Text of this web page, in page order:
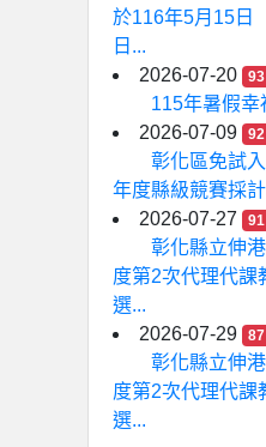
於116年5月15日
日...
2026-07-20
93
115年暑假幸
2026-07-09
92
彰化區免試
年度縣級競賽採
2026-07-27
91
彰化縣立伸
度第2次代理代課
選...
2026-07-29
87
彰化縣立伸
度第2次代理代課
選...